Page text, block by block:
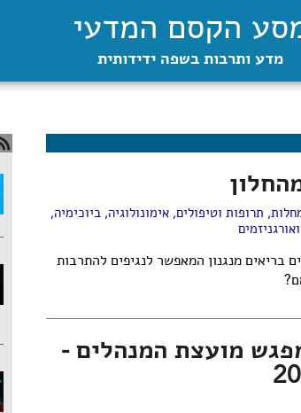
הקסם המדעי
מדע ותרבות בשפה ידידותית
תרופות וטיפולים,אימונולוגיה,ביוכימיה,
בריאים מנגנון המאפשר לנגיפים להתרבות
מועצת המנהלים -